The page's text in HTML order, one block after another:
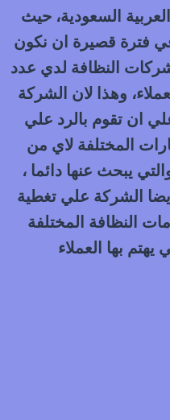
السعودية، حيث
فترة قصيرة ان نكون
النظافة لدي عدد
وهذا لان الشركة
ان تقوم بالرد علي
المختلفة لاي من
يبحث عنها دائما ،
الشركة علي تغطية
النظافة المختلفة
يهتم بها العملاء